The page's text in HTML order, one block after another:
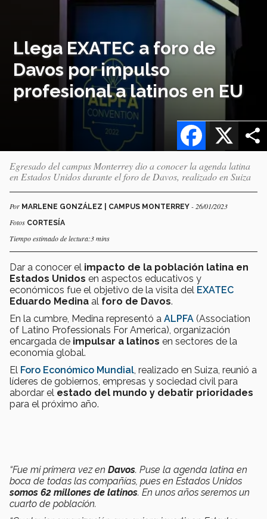
Llega EXATEC a foro de
Davos por impulso
profesional a latinos en EU
X
Facebook
Egresado del campus Monterrey dio a conocer la agenda latina
en Estados Unidos durante el foro de Davos, realizado en Suiza
Por MARLENE GONZÁLEZ | CAMPUS MONTERREY - 26/01/2023
Fotos CORTESÍA
Tiempo estimado de lectura:3 mins
Dar a conocer el impacto de la población latina en
Estados Unidos en aspectos educativos y
económicos fue el objetivo de la visita del EXATEC
Eduardo Medina al foro de Davos.
En la cumbre, Medina representó a ALPFA (Association
of Latino Professionals For America), organización
encargada de impulsar a latinos en sectores de la
economía global.
El Foro Económico Mundial , realizado en Suiza, reunió a
líderes de gobiernos, empresas y sociedad civil para
abordar el estado del mundo y debatir prioridades
para el próximo año.
“Fue mi primera vez en Davos. Puse la agenda latina en
boca de todas las compañías, pues en Estados Unidos
somos 62 millones de latinos. En unos años seremos un
cuarto de población.